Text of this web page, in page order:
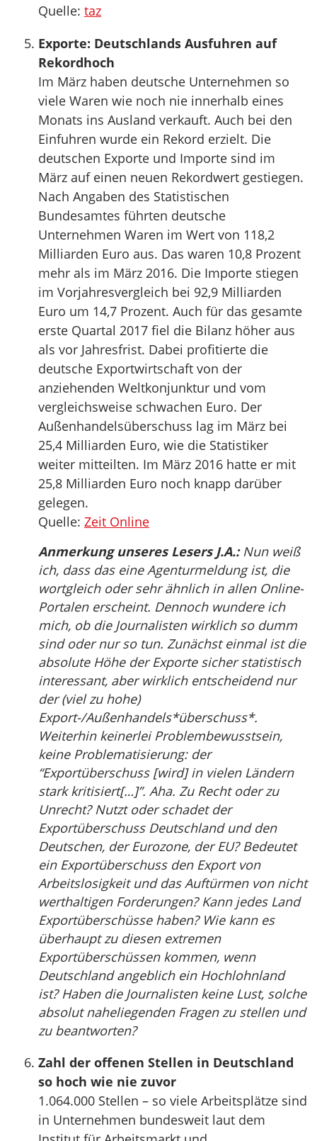
Quelle: taz
Exporte: Deutschlands Ausfuhren auf
Rekordhoch
Im März haben deutsche Unternehmen so
viele Waren wie noch nie innerhalb eines
Monats ins Ausland verkauft. Auch bei den
Einfuhren wurde ein Rekord erzielt. Die
deutschen Exporte und Importe sind im
März auf einen neuen Rekordwert gestiegen.
Nach Angaben des Statistischen
Bundesamtes führten deutsche
Unternehmen Waren im Wert von 118,2
Milliarden Euro aus. Das waren 10,8 Prozent
mehr als im März 2016. Die Importe stiegen
im Vorjahresvergleich bei 92,9 Milliarden
Euro um 14,7 Prozent. Auch für das gesamte
erste Quartal 2017 fiel die Bilanz höher aus
als vor Jahresfrist. Dabei profitierte die
deutsche Exportwirtschaft von der
anziehenden Weltkonjunktur und vom
vergleichsweise schwachen Euro. Der
Außenhandelsüberschuss lag im März bei
25,4 Milliarden Euro, wie die Statistiker
weiter mitteilten. Im März 2016 hatte er mit
25,8 Milliarden Euro noch knapp darüber
gelegen.
Quelle: Zeit Online
Anmerkung unseres Lesers J.A.:Nun weiß
ich, dass das eine Agenturmeldung ist, die
wortgleich oder sehr ähnlich in allen Online-
Portalen erscheint. Dennoch wundere ich
mich, ob die Journalisten wirklich so dumm
sind oder nur so tun. Zunächst einmal ist die
absolute Höhe der Exporte sicher statistisch
interessant, aber wirklich entscheidend nur
der (viel zu hohe)
Export-/Außenhandels*überschuss*.
Weiterhin keinerlei Problembewusstsein,
keine Problematisierung: der
“Exportüberschuss [wird] in vielen Ländern
stark kritisiert[…]”. Aha. Zu Recht oder zu
Unrecht? Nutzt oder schadet der
Exportüberschuss Deutschland und den
Deutschen, der Eurozone, der EU? Bedeutet
ein Exportüberschuss den Export von
Arbeitslosigkeit und das Auftürmen von nicht
werthaltigen Forderungen? Kann jedes Land
Exportüberschüsse haben? Wie kann es
überhaupt zu diesen extremen
Exportüberschüssen kommen, wenn
Deutschland angeblich ein Hochlohnland
ist? Haben die Journalisten keine Lust, solche
absolut naheliegenden Fragen zu stellen und
zu beantworten?
Zahl der offenen Stellen in Deutschland
so hoch wie nie zuvor
1.064.000 Stellen – so viele Arbeitsplätze sind
in Unternehmen bundesweit laut dem